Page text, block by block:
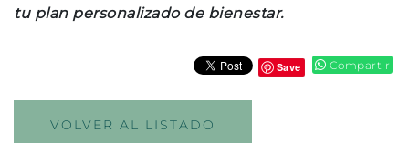
tu plan personalizado de bienestar.
Save Compartir
VOLVER AL LISTADO